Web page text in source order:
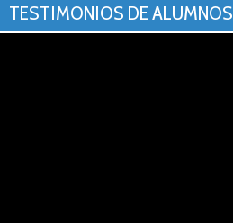
TESTIMONIOS DE ALUMNOS